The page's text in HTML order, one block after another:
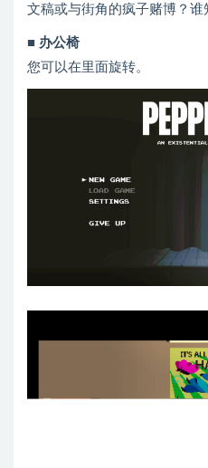
文稿或与街角的疯子赌博？谁
■ 办公椅
您可以在里面旋转。